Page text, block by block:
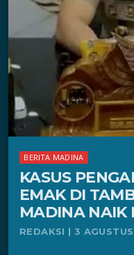
BERITA MADINA
KASUS
EMAK DI
MADINA NAIK
REDAKSI | 3